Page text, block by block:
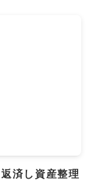
済し資産整理